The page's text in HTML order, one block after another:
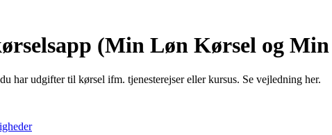
(Min Løn Kørsel og
udgifter til kørsel ifm. tjenesterejser eller kursus. Se vejledning her.